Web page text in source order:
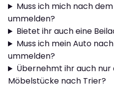
Muss ich mich nach
ummelden?
Bietet ihr auch eine
Muss ich mein Auto
ummelden?
Übernehmt ihr auch nur
Möbelstücke nach Trier?